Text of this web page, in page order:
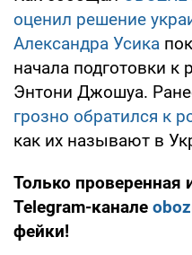
оценил решение
Александра Усика
начала подготовки к
Энтони Джошуа.
грозно обратился к
как их называют в
Только проверенная
Telegram-канале
фейки!